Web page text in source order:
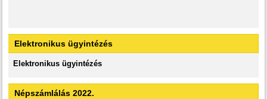
Elektronikus ügyintézés
Elektronikus ügyintézés
Népszámlálás 2022.